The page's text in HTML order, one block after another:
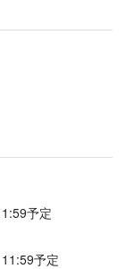
予定
予定